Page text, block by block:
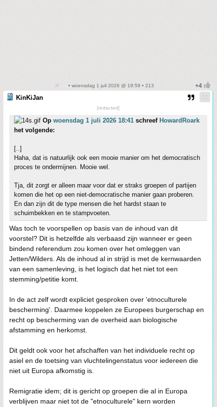
• woensdag 1 juli 2026 @ 19:59 • 213
KinKiJan
[redacted]
Op woensdag 1 juli 2026 18:41 schreef HowardRoark
het volgende:
[..]
Haha, dat is natuurlijk ook een mooie manier om het democratisch
proces te ondermijnen. Mooie wel.
Tja, dit zorgt er alleen maar voor dat er straks groepen of partijen
komen die het op een niet-democratische manier gaan proberen.
En dan zijn dit de type mensen die het hardst staan te
schuimbekken en te stampvoeten.
Was toch te voorspellen op basis van de inhoud van dit
voorstel? Dit is hetzelfde als verbaasd zijn wanneer er geen
bindend referendum zou komen over het omleggen van
Jetten/Wilders. Als de inhoud al in strijd is met de kernwaarden
van een samenleving, is het logisch dat het niet tot een
stemming/petitie komt.
In de act zelf wordt expliciet gesproken over 'etnoculturele
bescherming'. Daarmee koppelen ze Europees burgerschap en
recht op bescherming van de overheid aan biologische
afstamming en herkomst.
Dit geldt ook voor het afschaffen van het individuele recht op
asiel en de toetsing van vluchtelingenstatus voor iedereen die
niet uit Europa afkomstig is.
Remigratie idem; dit is gericht op groepen die al in Europa
verblijven maar niet tot de "etnoculturele" kern worden